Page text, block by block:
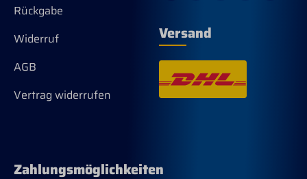
Rückgabe
Widerruf
AGB
Vertrag widerrufen
Versand
Zahlungsmöglichkeiten